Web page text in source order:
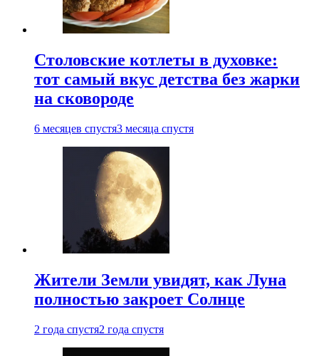
Столовские котлеты в духовке:
тот самый вкус детства без жарки
на сковороде
6 месяцев спустя3 месяца спустя
Жители Земли увидят, как Луна
полностью закроет Солнце
2 года спустя2 года спустя